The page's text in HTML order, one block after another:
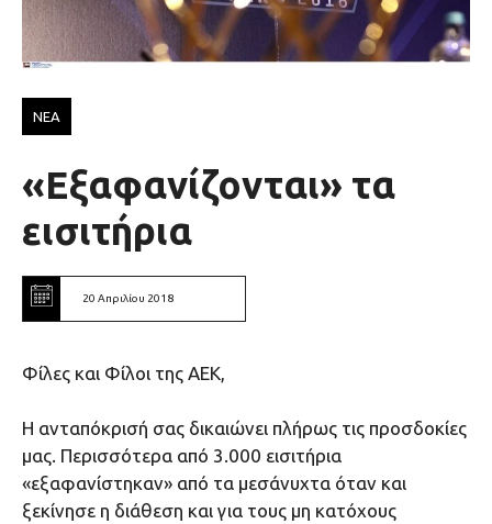
ΝΕΑ
«Εξαφανίζονται» τα
εισιτήρια
20 Απριλίου 2018
Φίλες και Φίλοι της ΑΕΚ,
Η ανταπόκρισή σας δικαιώνει πλήρως τις προσδοκίες
μας. Περισσότερα από 3.000 εισιτήρια
«εξαφανίστηκαν» από τα μεσάνυχτα όταν και
ξεκίνησε η διάθεση και για τους μη κατόχους